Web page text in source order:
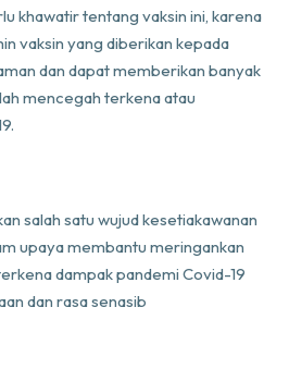
khawatir tentang vaksin ini, karena
vaksin yang diberikan kepada
dan dapat memberikan banyak
mencegah terkena atau
salah satu wujud kesetiakawanan
upaya membantu meringankan
dampak pandemi Covid-19
dan rasa senasib